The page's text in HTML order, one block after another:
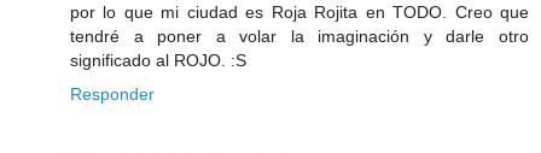
por lo que mi ciudad es Roja Rojita en TODO. Creo que
tendré a poner a volar la imaginación y darle otro
significado al ROJO. :S
Responder